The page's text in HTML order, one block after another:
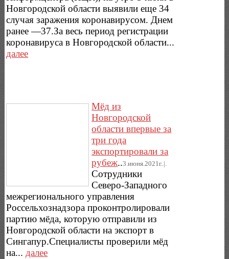
Новгородской области выявили еще 34
случая заражения коронавирусом. Днем
ранее —37.За весь период регистрации
коронавируса в Новгородской области...
далее
Мёд из
Новгородской
области впервые за
три года
экспортировали за
рубеж..3.июня.2021г..|.
Сотрудники
Северо-Западного
межрегионального управления
Россельхознадзора проконтролировали
партию мёда, которую отправили из
Новгородской области на экспорт в
Сингапур.Специалисты проверили мёд
на...далее